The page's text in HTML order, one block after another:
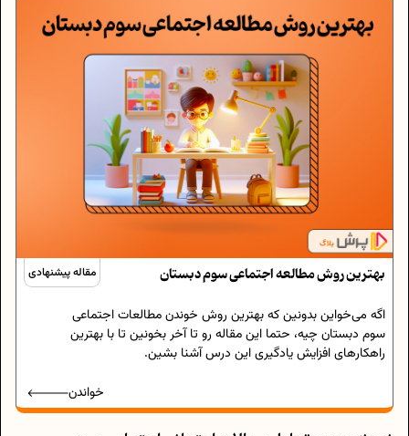
مقاله پیشنهادی بهترین روش مطالعه اجتماعی سوم دبستان
اگه می‌خواین بدونین که بهترین روش خوندن مطالعات اجتماعی
سوم دبستان چیه، حتما این مقاله رو تا آخر بخونین تا با بهترین
راهکارهای افزایش یادگیری این درس آشنا بشین.
خواندن